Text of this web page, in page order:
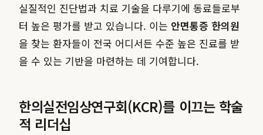
실질적인 진단법과 치료 기술을 다루기에 동료들로부
터 높은 평가를 받고 있습니다. 이는 안면통증 한의원
을 찾는 환자들이 전국 어디서든 수준 높은 진료를 받
을 수 있는 기반을 마련하는 데 기여합니다.
한의실전임상연구회(KCR)를 이끄는 학술
적 리더십